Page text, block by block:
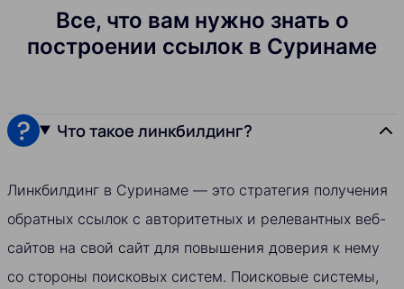
Все, что вам нужно знать о
построении ссылок в Суринаме
Что такое линкбилдинг?
Линкбилдинг в Суринаме — это стратегия получения
обратных ссылок с авторитетных и релевантных веб-
сайтов на свой сайт для повышения доверия к нему
со стороны поисковых систем. Поисковые системы,